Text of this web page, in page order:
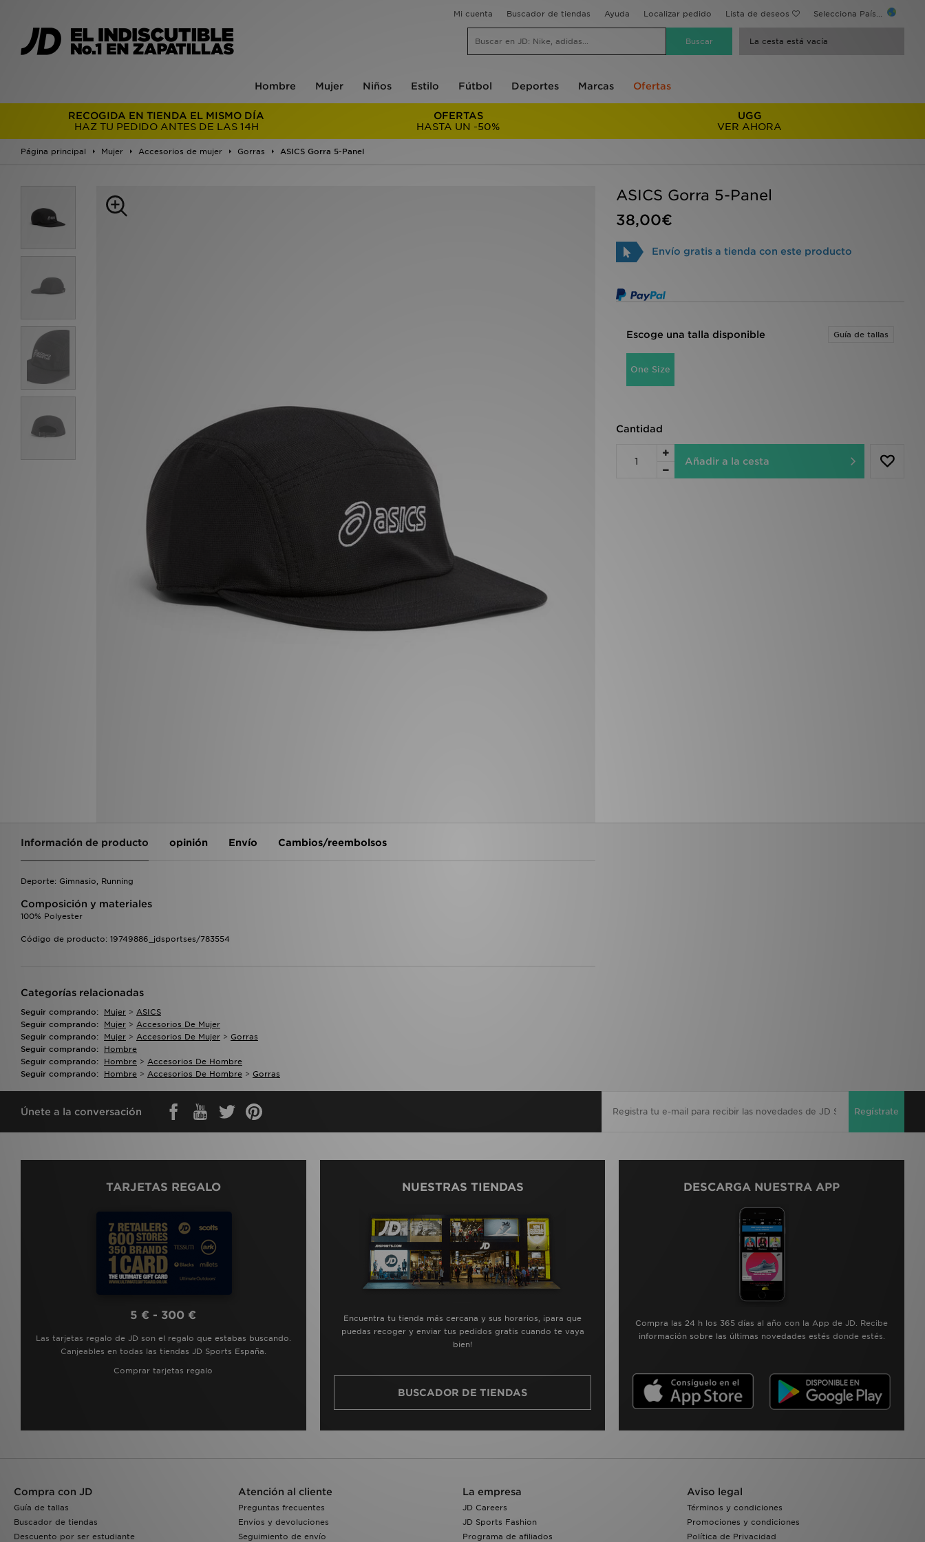
Mi cuenta Buscador de tiendas Ayuda Localizar pedido Lista de deseos Selecciona País...
La cesta está vacía
Hombre Mujer Niños Estilo Fútbol Deportes Marcas Ofertas
RECOGIDA EN TIENDA EL MISMO DÍA
HAZ TU PEDIDO ANTES DE LAS 14H
OFERTAS
HASTA UN -50%
UGG
VER AHORA
Página principal Mujer Accesorios de mujer Gorras ASICS Gorra 5-Panel
ASICS Gorra 5-Panel
38,00€
Envío gratis a tienda con este producto
Escoge una talla disponible Guía de tallas
One Size
Cantidad
Añadir a la cesta
Información de producto opinión Envío Cambios/reembolsos
Deporte: Gimnasio, Running
Composición y materiales
100% Polyester
Código de producto: 19749886_jdsportses/783554
Categorías relacionadas
Seguir comprando: Mujer > ASICS
Seguir comprando:
Mujer > Accesorios De Mujer
Seguir comprando:
Mujer > Accesorios De Mujer > Gorras
Seguir comprando:
Hombre
Seguir comprando:
Hombre > Accesorios De Hombre
Seguir comprando:
Hombre > Accesorios De Hombre > Gorras
Únete a la conversación Regístrate
TARJETAS REGALO
5 € - 300 €
Las tarjetas regalo de JD son el regalo que estabas buscando.
Canjeables en todas las tiendas JD Sports España.
Comprar tarjetas regalo
NUESTRAS TIENDAS
Encuentra tu tienda más cercana y sus horarios, ¡para que
puedas recoger y enviar tus pedidos gratis cuando te vaya
bien!
BUSCADOR DE TIENDAS
DESCARGA NUESTRA APP
Compra las 24 h los 365 días al año con la App de JD. Recibe
información sobre las últimas novedades estés donde estés.
Compra con JD
Guía de tallas
Buscador de tiendas
Descuento por ser estudiante
Atención al cliente
Preguntas frecuentes
Envíos y devoluciones
Seguimiento de envío
La empresa
JD Careers
JD Sports Fashion
Programa de afiliados
Aviso legal
Términos y condiciones
Promociones y condiciones
Política de Privacidad